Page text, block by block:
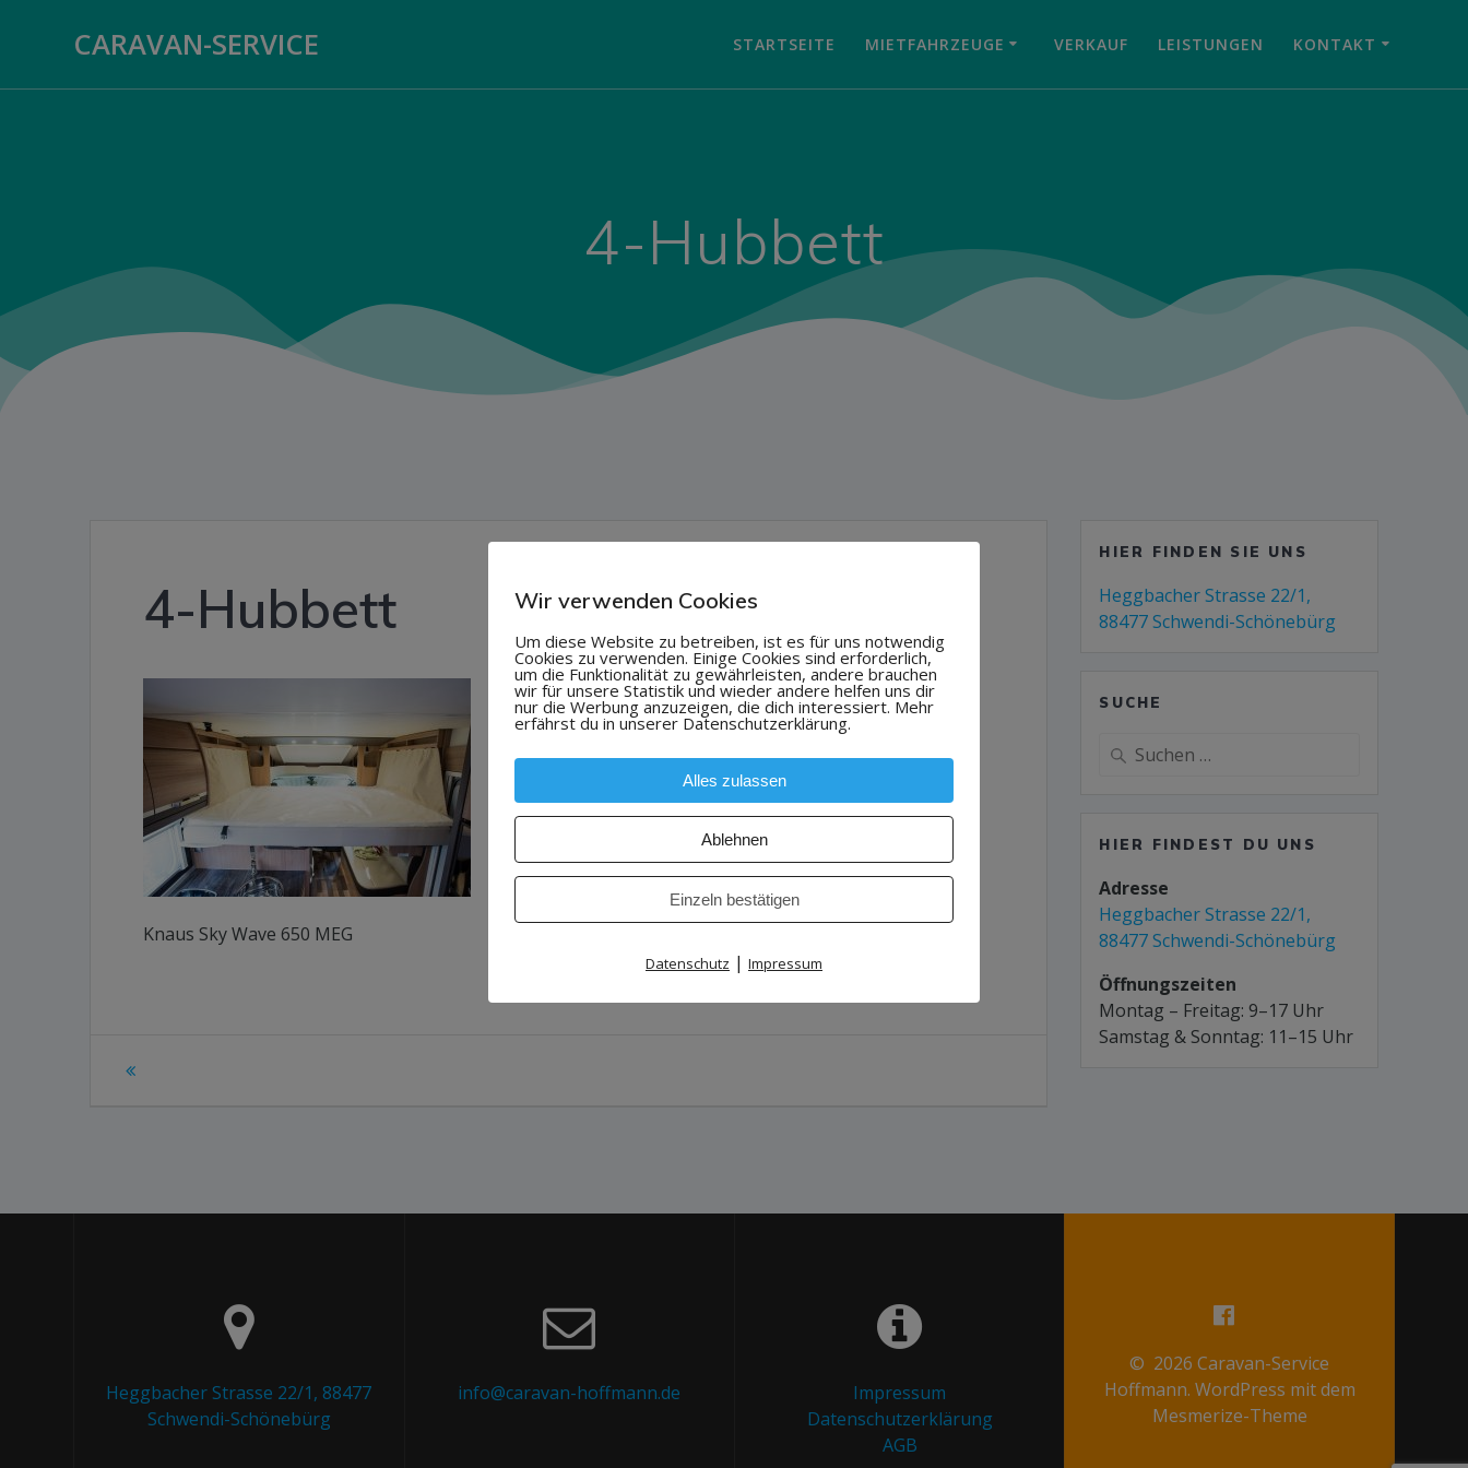
CARAVAN-SERVICE STARTSEITE MIETFAHRZEUGE VERKAUF LEISTUNGEN KONTAKT
4-Hubbett
4-Hubbett
Knaus Sky Wave 650 MEG
Beitragsnavigation
HIER FINDEN SIE UNS
Heggbacher Strasse 22/1,
88477 Schwendi-Schönebürg
SUCHE
HIER FINDEST DU UNS
Adresse
Heggbacher Strasse 22/1,
88477 Schwendi-Schönebürg
Öffnungszeiten
Montag – Freitag: 9–17 Uhr
Samstag & Sonntag: 11–15 Uhr
Heggbacher Strasse 22/1, 88477
Schwendi-Schönebürg
info@caravan-hoffmann.de
Impressum
Datenschutzerklärung
AGB
© 2026 Caravan-Service
Hoffmann. WordPress mit dem
Mesmerize-Theme
Wir verwenden Cookies
Um diese Website zu betreiben, ist es für uns notwendig
Cookies zu verwenden. Einige Cookies sind erforderlich,
um die Funktionalität zu gewährleisten, andere brauchen
wir für unsere Statistik und wieder andere helfen uns dir
nur die Werbung anzuzeigen, die dich interessiert. Mehr
erfährst du in unserer Datenschutzerklärung.
Alles zulassen
Ablehnen
Einzeln bestätigen
Datenschutz | Impressum